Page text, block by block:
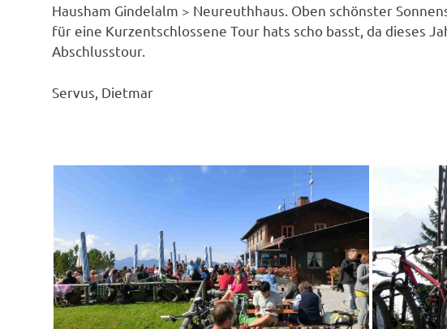
Hausham Gindelalm > Neureuthhaus. Oben schönster
für eine Kurzentschlossene Tour hats scho basst, da dieses
Abschlusstour.
Servus, Dietmar